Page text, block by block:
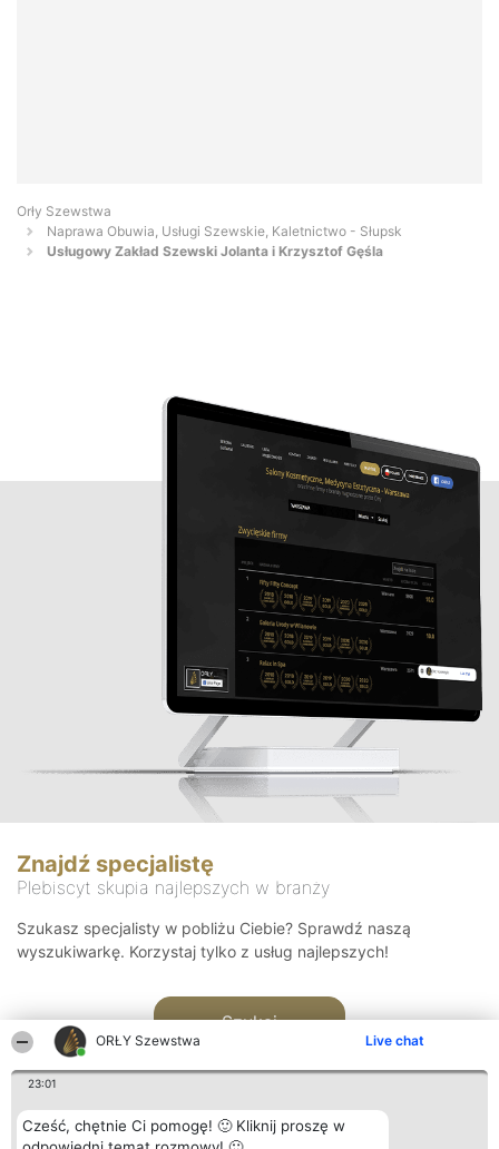
ORŁY Szewstwa Live chat
23:01
Cześć, chętnie Ci pomogę! 🙂 Kliknij proszę w
Orły Szewstwa
Naprawa Obuwia, Usługi Szewskie, Kaletnictwo - Słupsk
Usługowy Zakład Szewski Jolanta i Krzysztof Gęśla
Znajdź specjalistę
Plebiscyt skupia najlepszych w branży
Szukasz specjalisty w pobliżu Ciebie? Sprawdź naszą
wyszukiwarkę. Korzystaj tylko z usług najlepszych!
Szukaj